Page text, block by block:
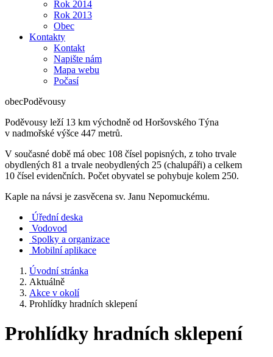
Rok 2014
Rok 2013
Obec
Kontakty
Kontakt
Napište nám
Mapa webu
Počasí
obecPoděvousy
Poděvousy leží 13 km východně od Horšovského Týna
v nadmořské výšce 447 metrů.
V současné době má obec 108 čísel popisných, z toho trvale
obydlených 81 a trvale neobydlených 25 (chalupáři) a celkem
10 čísel evidenčních. Počet obyvatel se pohybuje kolem 250.
Kaple na návsi je zasvěcena sv. Janu Nepomuckému.
Úřední deska
Vodovod
Spolky a organizace
Mobilní aplikace
Úvodní stránka
Aktuálně
Akce v okolí
Prohlídky hradních sklepení
Prohlídky hradních sklepení